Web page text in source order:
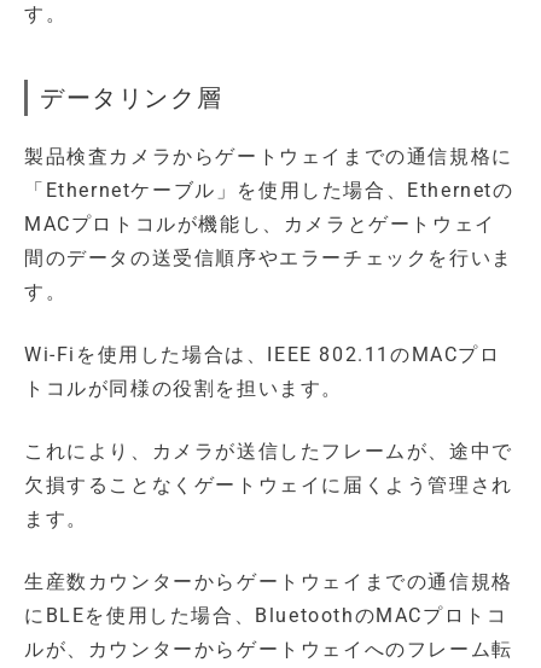
す。
データリンク層
製品検査カメラからゲートウェイまでの通信規格に
「Ethernetケーブル」を使用した場合、Ethernetの
MACプロトコルが機能し、カメラとゲートウェイ
間のデータの送受信順序やエラーチェックを行いま
す。
Wi-Fiを使用した場合は、IEEE 802.11のMACプロ
トコルが同様の役割を担います。
これにより、カメラが送信したフレームが、途中で
欠損することなくゲートウェイに届くよう管理され
ます。
生産数カウンターからゲートウェイまでの通信規格
にBLEを使用した場合、BluetoothのMACプロトコ
ルが、カウンターからゲートウェイへのフレーム転